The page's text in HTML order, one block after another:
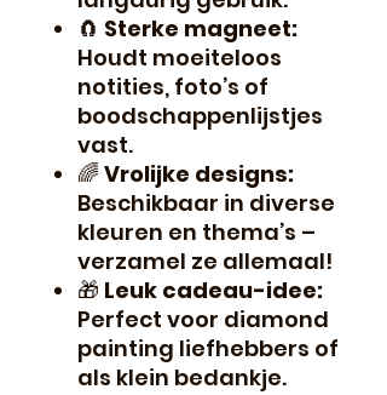
🧲 Sterke magneet:
Houdt moeiteloos
notities, foto’s of
boodschappenlijstjes
vast.
🌈 Vrolijke designs:
Beschikbaar in diverse
kleuren en thema’s –
verzamel ze allemaal!
🎁 Leuk cadeau-idee:
Perfect voor diamond
painting liefhebbers of
als klein bedankje.